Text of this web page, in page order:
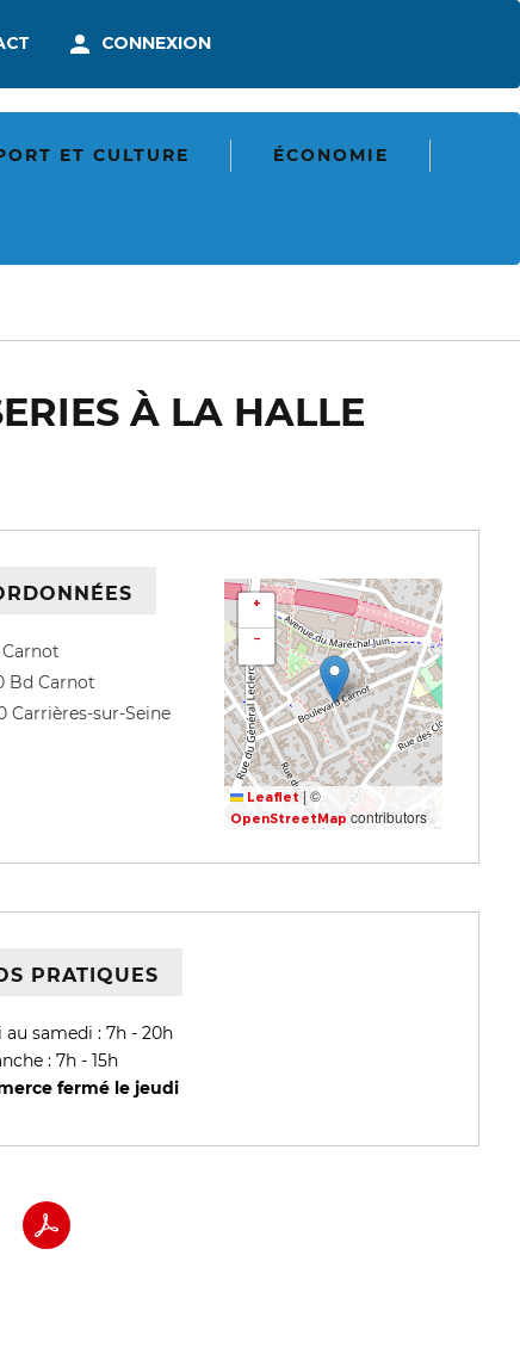
En-
-
Connexion
CONNEXION
ET CULTURE ÉCONOMIE
À LA HALLE
Bd Carnot
Carrières-sur-Seine
+
−
Leaflet |©
OpenStreetMapcontributors
PRATIQUES
au samedi : 7h - 20h
: 7h - 15h
fermé le jeudi